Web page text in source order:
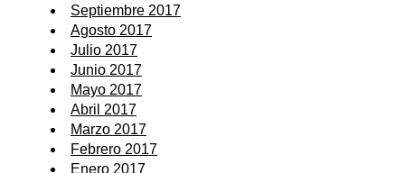
Septiembre 2017
Agosto 2017
Julio 2017
Junio 2017
Mayo 2017
Abril 2017
Marzo 2017
Febrero 2017
Enero 2017